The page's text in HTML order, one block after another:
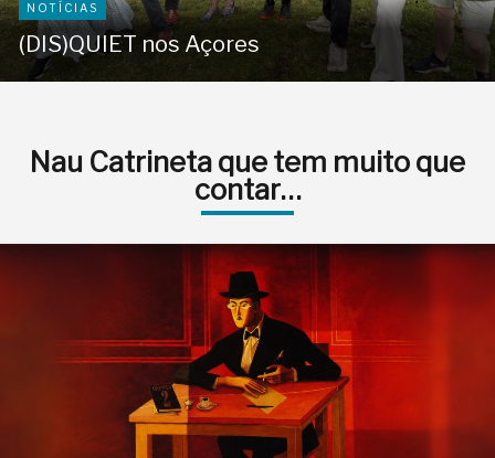
NOTÍCIAS
(DIS)QUIET nos Açores
Nau Catrineta que tem muito que
contar…